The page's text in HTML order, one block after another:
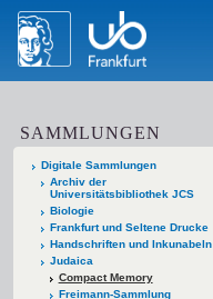
SAMMLUNGEN
Digitale Sammlungen
Archiv der
Universitätsbibliothek JCS
Biologie
Frankfurt und Seltene Drucke
Handschriften und Inkunabeln
Judaica
Compact Memory
Freimann-Sammlung